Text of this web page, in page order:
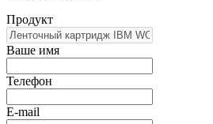
Продукт
Ваше имя
Телефон
E-mail